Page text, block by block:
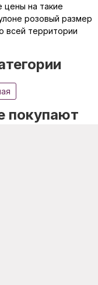
цены на такие
розовый размер
всей территории
покупают